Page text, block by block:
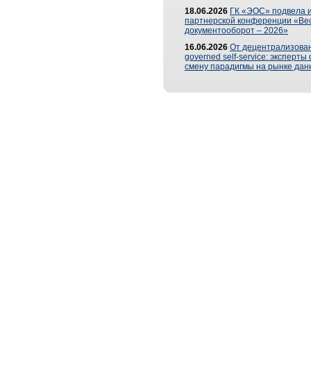
18.06.2026 ГК «ЭОС» подвела
партнерской конференции
документооборот – 2026»
16.06.2026 От
governed self-service: эксперты
смену парадигмы на рынке